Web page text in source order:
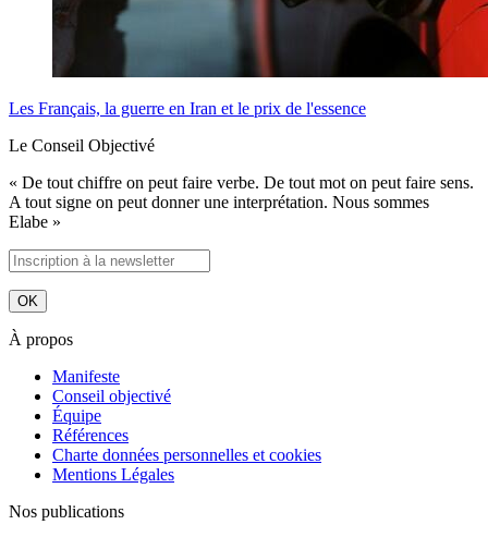
Les Français, la guerre en Iran et le prix de l'essence
Le Conseil Objectivé
« De tout chiffre on peut faire verbe. De tout mot on peut faire sens.
A tout signe on peut donner une interprétation. Nous sommes
Elabe »
À propos
Manifeste
Conseil objectivé
Équipe
Références
Charte données personnelles et cookies
Mentions Légales
Nos publications